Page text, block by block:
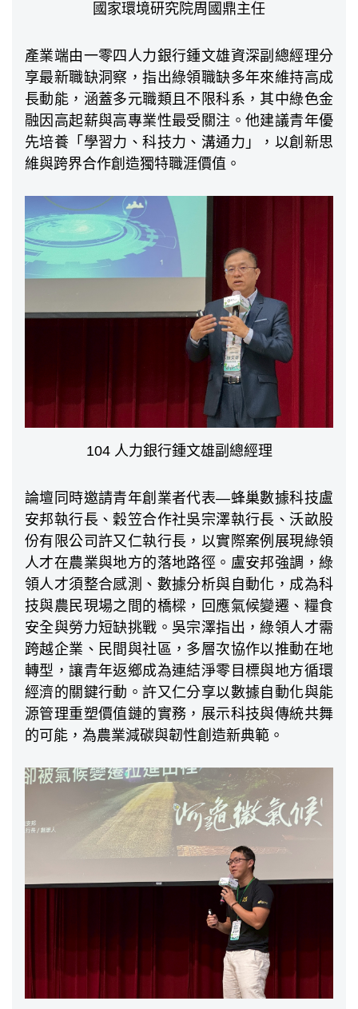
國家環境研究院周國鼎主任
產業端由一零四人力銀行鍾文雄資深副總經理分
享最新職缺洞察，指出綠領職缺多年來維持高成
長動能，涵蓋多元職類且不限科系，其中綠色金
融因高起薪與高專業性最受關注。他建議青年優
先培養「學習力、科技力、溝通力」，以創新思
維與跨界合作創造獨特職涯價值。
104 人力銀行鍾文雄副總經理
論壇同時邀請青年創業者代表—蜂巢數據科技盧
安邦執行長、穀笠合作社吳宗澤執行長、沃畝股
份有限公司許又仁執行長，以實際案例展現綠領
人才在農業與地方的落地路徑。盧安邦強調，綠
領人才須整合感測、數據分析與自動化，成為科
技與農民現場之間的橋樑，回應氣候變遷、糧食
安全與勞力短缺挑戰。吳宗澤指出，綠領人才需
跨越企業、民間與社區，多層次協作以推動在地
轉型，讓青年返鄉成為連結淨零目標與地方循環
經濟的關鍵行動。許又仁分享以數據自動化與能
源管理重塑價值鏈的實務，展示科技與傳統共舞
的可能，為農業減碳與韌性創造新典範。